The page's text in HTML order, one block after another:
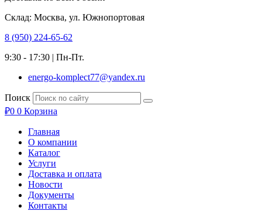
Склад: Москва, ул. Южнопортовая
8 (950) 224-65-62
9:30 - 17:30 | Пн-Пт.
energo-komplect77@yandex.ru
Поиск
₽0 0 Корзина
Главная
О компании
Каталог
Услуги
Доставка и оплата
Новости
Документы
Контакты